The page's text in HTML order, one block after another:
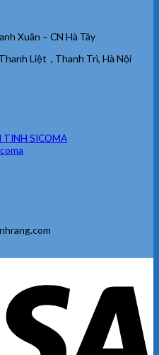
Xuân – CN Hà Tây
Liệt , Thanh Trì, Hà Nội
TINH SICOMA